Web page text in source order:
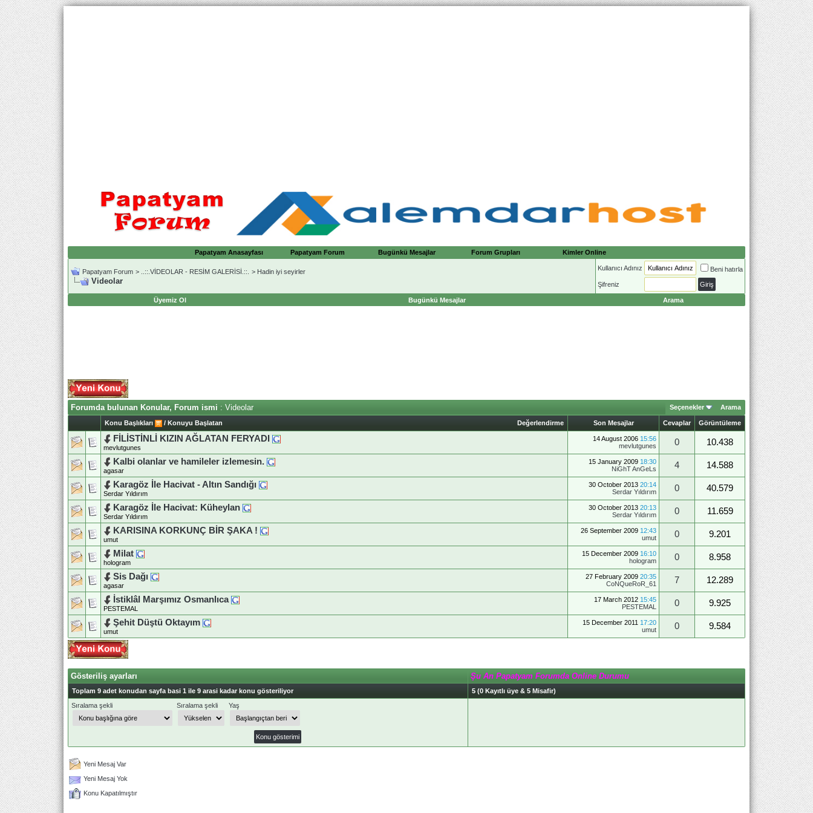
Papatyam Anasayfası Papatyam Forum Bugünkü Mesajlar Forum Grupları Kimler Online
Papatyam Forum > ..::.VİDEOLAR - RESİM GALERİSİ.::. > Hadin iyi seyirler
Videolar
Kullanıcı Adınız Beni hatırla
Şifreniz
Üyemiz Ol Bugünkü Mesajlar Arama
Forumda bulunan Konular, Forum ismi : Videolar Seçenekler Arama
Değerlendirme
Konu Başlıkları / Konuyu Başlatan Son Mesajlar Cevaplar Görüntüleme
FİLİSTİNLİ KIZIN AĞLATAN FERYADI
mevlutgunes
14 August 2006 15:56
mevlutgunes
0
10.438
Kalbi olanlar ve hamileler izlemesin.
agasar
15 January 2009 18:30
NiGhT AnGeLs
4
14.588
Karagöz İle Hacivat - Altın Sandığı
Serdar Yıldırım
30 October 2013 20:14
Serdar Yıldırım
0
40.579
Karagöz İle Hacivat: Küheylan
Serdar Yıldırım
30 October 2013 20:13
Serdar Yıldırım
0
11.659
KARISINA KORKUNÇ BİR ŞAKA !
umut
26 September 2009 12:43
umut
0
9.201
Milat
hologram
15 December 2009 16:10
hologram
0
8.958
Sis Dağı
agasar
27 February 2009 20:35
CoNQueRoR_61
7
12.289
İstiklâl Marşımız Osmanlıca
PESTEMAL
17 March 2012 15:45
PESTEMAL
0
9.925
Şehit Düştü Oktayım
umut
15 December 2011 17:20
umut
0 9.584
Gösteriliş ayarları Şu An Papatyam Forumda Online Durumu
Toplam 9 adet konudan sayfa basi 1 ile 9 arasi kadar konu gösteriliyor
5 (0 Kayıtlı üye & 5 Misafir)
Sıralama şekli
Sıralama şekli Yaş
Yeni Mesaj Var
Yeni Mesaj Yok
Konu Kapatılmıştır